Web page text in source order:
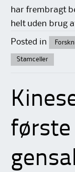
har frembragt
helt uden brug
Posted in
Stamceller